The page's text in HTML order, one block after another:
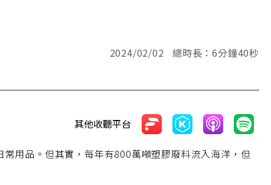
2024/02/02 總時長：6分鐘40秒
其他收聽平台
用品。但其實，每年有800萬噸塑膠廢料流入海洋，但